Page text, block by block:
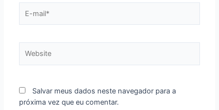
mail*
Salvar meus dados neste navegador para a
próxima vez que eu comentar.